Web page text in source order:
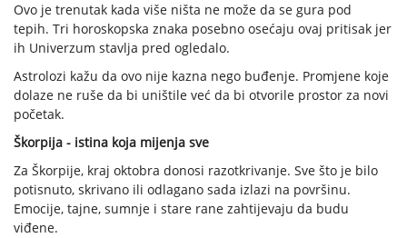
Ovo je trenutak kada više ništa ne može da se gura pod
tepih. Tri horoskopska znaka posebno osećaju ovaj pritisak jer
ih Univerzum stavlja pred ogledalo.
Astrolozi kažu da ovo nije kazna nego buđenje. Promjene koje
dolaze ne ruše da bi uništile već da bi otvorile prostor za novi
početak.
Škorpija - istina koja mijenja sve
Za Škorpije, kraj oktobra donosi razotkrivanje. Sve što je bilo
potisnuto, skrivano ili odlagano sada izlazi na površinu.
Emocije, tajne, sumnje i stare rane zahtijevaju da budu
viđene.